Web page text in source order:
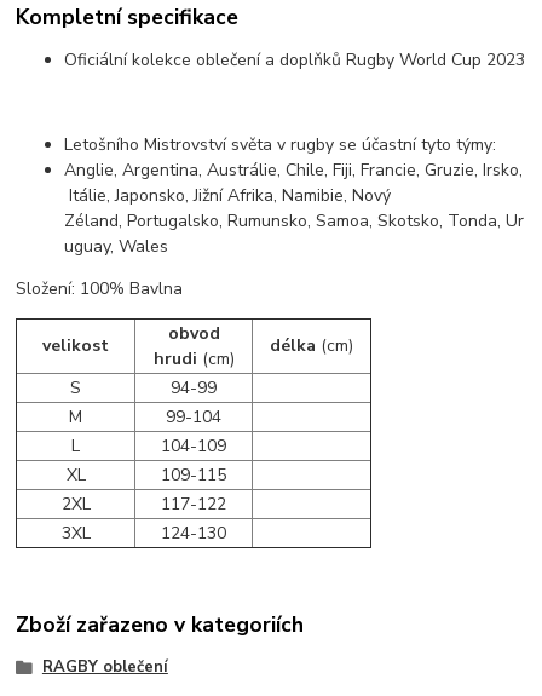
Kompletní specifikace
Oficiální kolekce oblečení a doplňků Rugby World Cup 2023
Letošního Mistrovství světa v rugby se účastní tyto týmy:
Anglie,Argentina,Austrálie,Chile,Fiji,Francie, Gruzie,Irsko,
Itálie,Japonsko,Jižní Afrika,Namibie,Nový
Zéland,Portugalsko,Rumunsko,Samoa,Skotsko, Tonda,Ur
uguay,Wales
Složení: 100% Bavlna
velikost
obvod
hrudi (cm)
délka (cm)
S
94-99
M
99-104
L
104-109
XL
109-115
2XL
117-122
3XL
124-130
Zboží zařazeno v kategoriích
RAGBY oblečení